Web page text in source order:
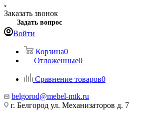
Заказать звонок
Задать вопрос
Войти
Корзина0
Отложенные0
Сравнение товаров0
belgorod@mebel-mtk.ru
г. Белгород ул. Механизаторов д. 7